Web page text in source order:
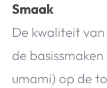
Smaak
De kwaliteit
de
umami) op de